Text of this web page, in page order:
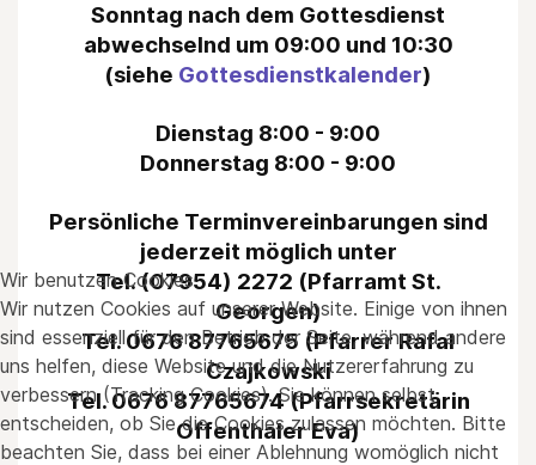
Sonntag nach dem Gottesdienst
abwechselnd um 09:00 und 10:30
(siehe Gottesdienstkalender)
Dienstag 8:00 - 9:00
Donnerstag 8:00 - 9:00
Persönliche Terminvereinbarungen sind
jederzeit möglich unter
Tel. (07954) 2272 (Pfarramt St.
Georgen)
Tel. 0676 87765675 (Pfarrer Rafal
Czajkowski
Tel. 0676 87765674 (Pfarrsekretärin
Offenthaler Eva)
Wir benutzen Cookies
Wir nutzen Cookies auf unserer Website. Einige von ihnen
sind essenziell für den Betrieb der Seite, während andere
uns helfen, diese Website und die Nutzererfahrung zu
verbessern (Tracking Cookies). Sie können selbst
entscheiden, ob Sie die Cookies zulassen möchten. Bitte
beachten Sie, dass bei einer Ablehnung womöglich nicht